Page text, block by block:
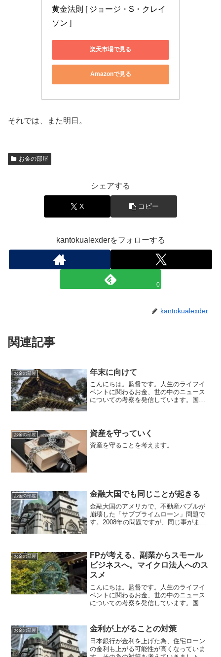
黄金法則 [ ジョージ・S・クレイ
ソン ]
楽天市場で見る
Amazonで見る
それでは、また明日。
お金の部屋
シェアする
X コピー
kantokualexderをフォローする
0
kantokualexder
関連記事
お金の部屋 年末に向けて
こんにちは。監督です。人生のライフイ
ベントに関わるお金、世の中のニュース
についての考察を発信しています。国家
ョンを含みます）。...
お金の部屋 資産を守っていく
資産を守ることを考えます。
お金の部屋 金融大国でも同じことが起きる
金融大国のアメリカで、不動産バブルが
崩壊した「サブプライムローン」問題で
す。2008年の問題ですが、同じ事がまた
お金の部屋
FPが考える、副業からスモール
ビジネスへ。マイクロ法人へのス
スメ
こんにちは。監督です。人生のライフイ
ベントに関わるお金、世の中のニュース
についての考察を発信しています。国家
しばらくの間不定期に更新します（プロ
モーションを含みます...
お金の部屋 金利が上がることの対策
日本銀行が金利を上げた為、住宅ローン
の金利も上がる可能性が高くなっていま